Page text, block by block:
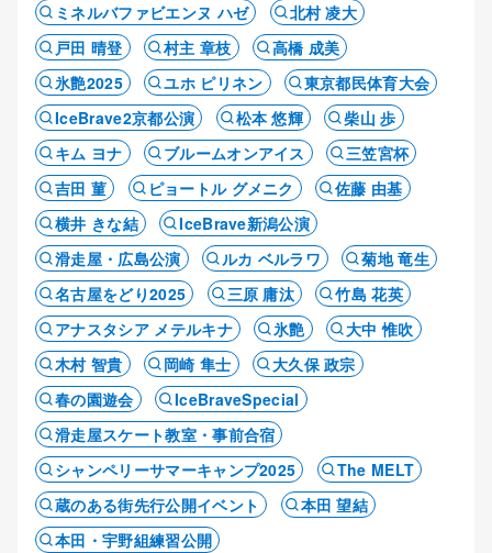
ミネルバファビエンヌ ハゼ
北村 凌大
戸田 晴登
村主 章枝
高橋 成美
氷艶2025
ユホ ピリネン
東京都民体育大会
IceBrave2京都公演
松本 悠輝
柴山 歩
キム ヨナ
ブルームオンアイス
三笠宮杯
吉田 菫
ピョートル グメニク
佐藤 由基
横井 きな結
IceBrave新潟公演
滑走屋・広島公演
ルカ ベルラワ
菊地 竜生
名古屋をどり2025
三原 庸汰
竹島 花英
アナスタシア メテルキナ
氷艶
大中 惟吹
木村 智貴
岡崎 隼士
大久保 政宗
春の園遊会
IceBraveSpecial
滑走屋スケート教室・事前合宿
シャンペリーサマーキャンプ2025
The MELT
蔵のある街先行公開イベント
本田 望結
本田・宇野組練習公開